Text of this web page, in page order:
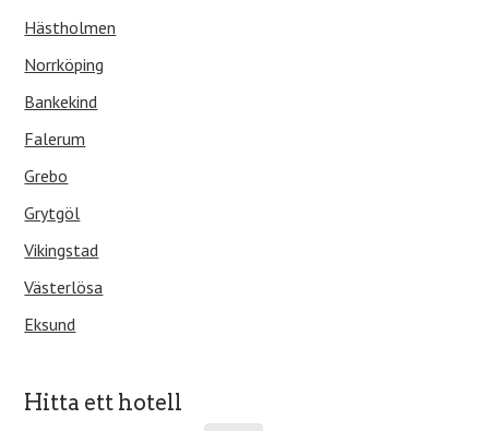
Hästholmen
Norrköping
Bankekind
Falerum
Grebo
Grytgöl
Vikingstad
Västerlösa
Eksund
Hitta ett hotell